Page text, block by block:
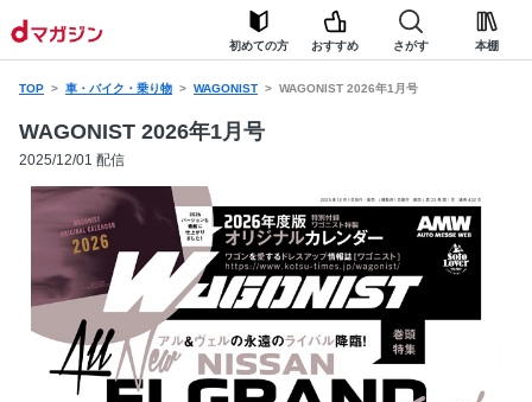
初めての方 おすすめ さがす 本棚
TOP 車・バイク・乗り物 WAGONIST WAGONIST 2026年1月号
WAGONIST 2026年1月号
2025/12/01 配信